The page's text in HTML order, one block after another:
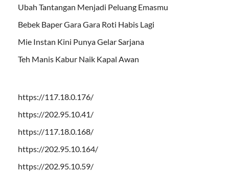
Ubah Tantangan Menjadi Peluang Emasmu
Bebek Baper Gara Gara Roti Habis Lagi
Mie Instan Kini Punya Gelar Sarjana
Teh Manis Kabur Naik Kapal Awan
https://117.18.0.176/
https://202.95.10.41/
https://117.18.0.168/
https://202.95.10.164/
https://202.95.10.59/